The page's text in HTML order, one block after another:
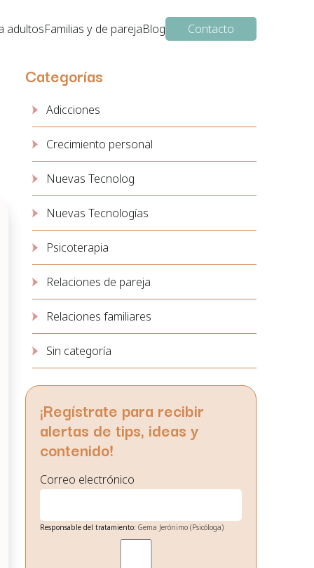
adultosFamilias y de parejaBlog Contacto
Categorías
Adicciones
Crecimiento personal
Nuevas Tecnolog
Nuevas Tecnologías
Psicoterapia
Relaciones de pareja
Relaciones familiares
Sin categoría
¡Regístrate para recibir
alertas de tips, ideas y
contenido!
Correo electrónico
Responsable del tratamiento: Gema Jerónimo (Psicóloga)
Gestión de envío de noticias de interés.